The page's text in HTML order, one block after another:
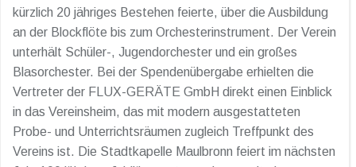
kürzlich 20 jähriges Bestehen feierte, über die Ausbildung
an der Blockflöte bis zum Orchesterinstrument. Der Verein
unterhält Schüler-, Jugendorchester und ein großes
Blasorchester. Bei der Spendenübergabe erhielten die
Vertreter der FLUX-GERÄTE GmbH direkt einen Einblick
in das Vereinsheim, das mit modern ausgestatteten
Probe- und Unterrichtsräumen zugleich Treffpunkt des
Vereins ist. Die Stadtkapelle Maulbronn feiert im nächsten